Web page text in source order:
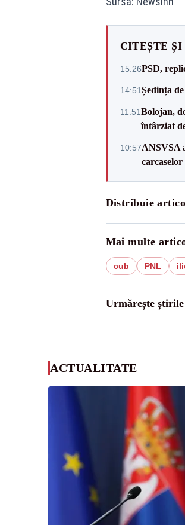
CITEȘTE ȘI
15:26PSD,
14:51Ședința
11:51Bolojan,
întârziat
10:57ANSVSA
carcaselor
Distribuie
Mai multe
cub PNL
Urmărește
ACTUALITATE